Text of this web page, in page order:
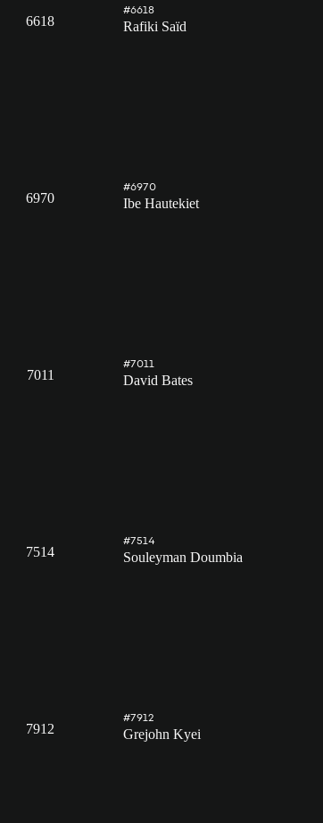
6618
#6618
Rafiki Saïd
6970
#6970
Ibe Hautekiet
7011
#7011
David Bates
7514
#7514
Souleyman Doumbia
7912
#7912
Grejohn Kyei